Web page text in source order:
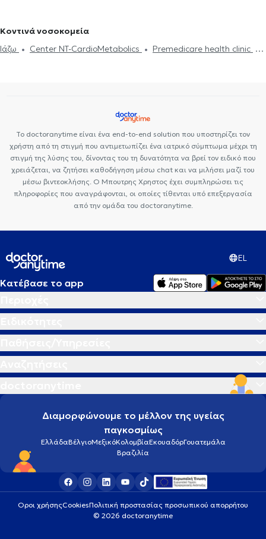
Ωτορινολαρυγγολόγοι (ΩΡΛ) στο Κουκάκι
(ΩΡΛ) στην Ακρόπολη
Ωτορινολαρυγγολόγοι (ΩΡΛ) στα Εξάρχεια
Κοντινά νοσοκομεία
Ιάζω
Center NT-CardioMetabolics
Premedicare health clinic
Το doctoranytime είναι ένα end-to-end solution που υποστηρίζει τον
χρήστη από τη στιγμή που αντιμετωπίζει ένα ιατρικό σύμπτωμα μέχρι τη
στιγμή της λύσης του, δίνοντας του τη δυνατότητα να βρεί τον ειδικό που
χρειάζεται, να ζητήσει καθοδήγηση μέσω chat και να μιλήσει μαζί του
μέσω βιντεοκλήσης. Ο Μπουτρης Χρηστος έχει συμπληρώσει τις
πληροφορίες που αναγράφονται, οι οποίες τίθενται υπό επεξεργασία
από την ομάδα του doctoranytime.
EL
Κατέβασε το app
Διαμορφώνουμε το μέλλον της υγείας
παγκοσμίως
ΕλλάδαΒέλγιοΜεξικόΚολομβίαΕκουαδόρΓουατεμάλα
Βραζιλία
Οροι χρήσηςCookiesΠολιτική προστασίας προσωπικού απορρήτου
© 2026 doctoranytime